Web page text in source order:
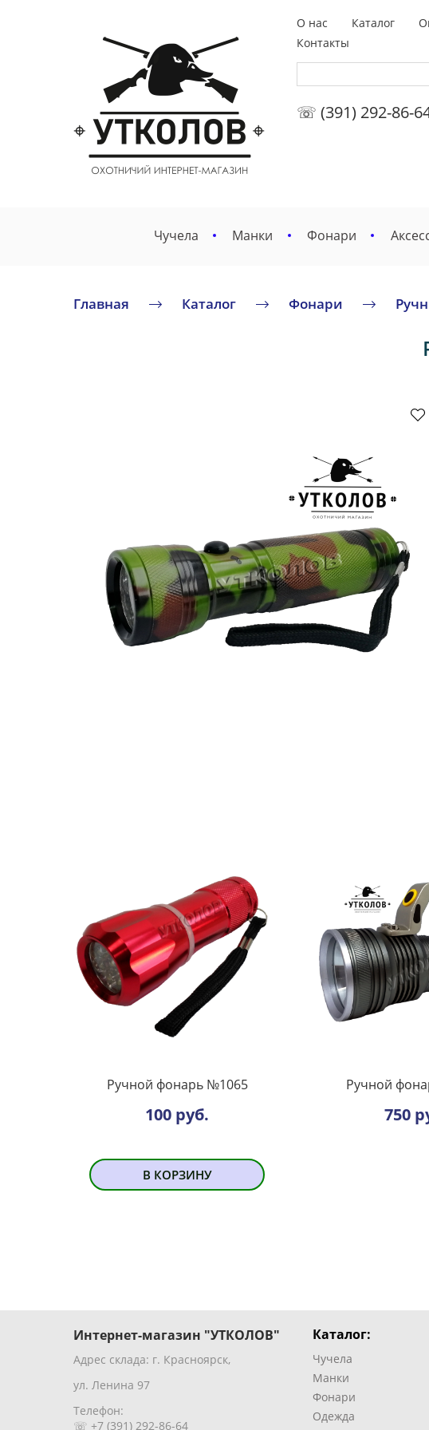
О нас Каталог
Контакты
☏ (391) 292-86-
Чучела Манки Фонари
Главная Каталог Фонари
Ручной фонарь №1065
100 руб.
В КОРЗИНУ
Ручной
750
Интернет-магазин "УТКОЛОВ"
Адрес склада: г. Красноярск,
ул. Ленина 97
Телефон:
☏ +7 (391) 292-86-64
Каталог:
Чучела
Манки
Фонари
Одежда